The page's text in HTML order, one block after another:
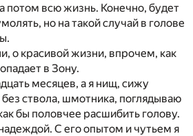
потом всю жизнь. Конечно, будет
но на такой случай в голове
о красивой жизни, впрочем, как
в Зону.
месяцев, а я нищ, сижу
ствола, шмотника, поглядываю
бы половчее расшибить голову.
С его опытом и чутьем я